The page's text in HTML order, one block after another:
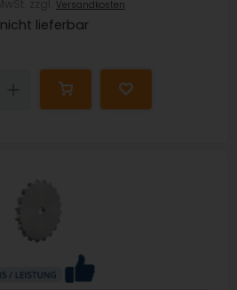
Versandkosten
nicht lieferbar